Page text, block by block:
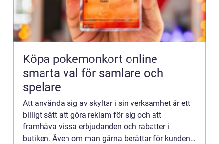
Köpa pokemonkort online
smarta val för samlare och
spelare
Att använda sig av skyltar i sin verksamhet är ett
billigt sätt att göra reklam för sig och att
framhäva vissa erbjudanden och rabatter i
butiken. Även om man gärna berättar för kunden